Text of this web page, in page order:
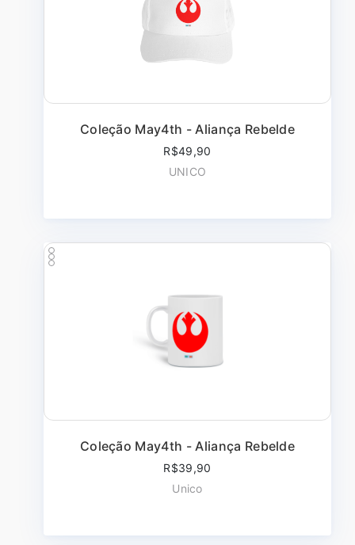
Coleção May4th - Aliança Rebelde
R$49,90
UNICO
Coleção May4th - Aliança Rebelde
R$39,90
Unico